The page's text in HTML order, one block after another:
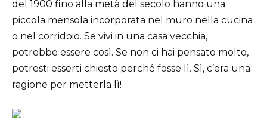
del 1900 fino alla metà del secolo hanno una
piccola mensola incorporata nel muro nella cucina
o nel corridoio. Se vivi in una casa vecchia,
potrebbe essere così. Se non ci hai pensato molto,
potresti esserti chiesto perché fosse lì. Sì, c’era una
ragione per metterla lì!